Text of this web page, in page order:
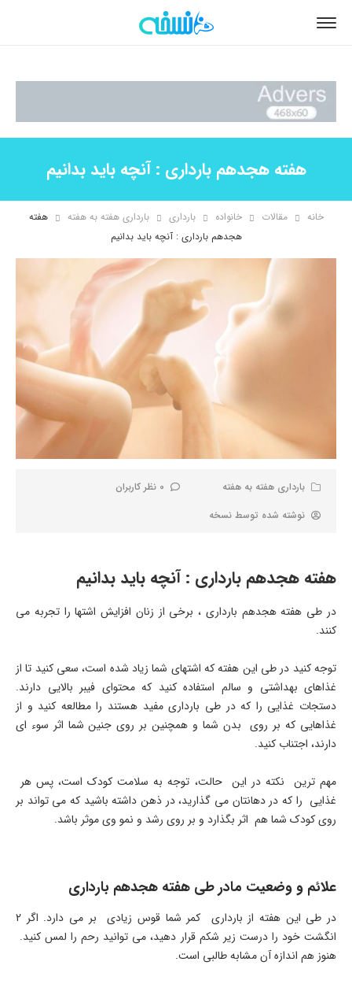
هفته هجدهم بارداری : آنچه باید بدانیم
خانه مقالات خانواده بارداری بارداری هفته به هفته
هفته
هجدهم بارداری : آنچه باید بدانیم
بارداری هفته به هفته
0 نظر کاربران
نوشته شده توسط نسخه
هفته هجدهم بارداری : آنچه باید بدانیم
در طی هفته هجدهم بارداری ، برخی از زنان افزایش اشتها را تجربه می
کنند.
توجه کنید در طی این هفته که اشتهای شما زیاد شده است، سعی کنید تا از
غذاهای بهداشتی و سالم استفاده کنید که محتوای فیبر بالایی دارند.
دستجات غذایی را که در طی بارداری مفید هستند را مطالعه کنید و از
غذاهایی که بر روی بدن شما و همچنین بر روی جنین شما اثر سوء ای
دارند، اجتناب کنید.
مهم ترین نکته در این حالت، توجه به سلامت کودک است، پس هر
غذایی را که در دهانتان می گذارید، در ذهن داشته باشید که می تواند بر
روی کودک شما هم اثر بگذارد و بر روی رشد و نمو وی موثر باشد.
علائم و وضعیت مادر طی هفته هجدهم بارداری
در طی این هفته از بارداری کمر شما قوس زیادی بر می دارد. اگر 2
انگشت خود را درست زیر شکم قرار دهید، می توانید رحم را لمس کنید.
هنوز هم اندازه آن مشابه طالبی است.